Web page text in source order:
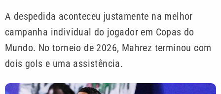
A despedida aconteceu justamente na melhor
campanha individual do jogador em Copas do
Mundo. No torneio de 2026, Mahrez terminou com
dois gols e uma assistência.